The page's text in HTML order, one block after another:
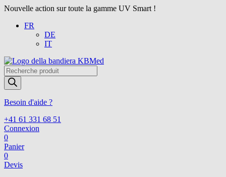
Nouvelle action sur toute la gamme UV Smart !
FR
DE
IT
Recherche
de
produits
Besoin d'aide ?
+41 61 331 68 51
Connexion
0
Panier
0
Devis